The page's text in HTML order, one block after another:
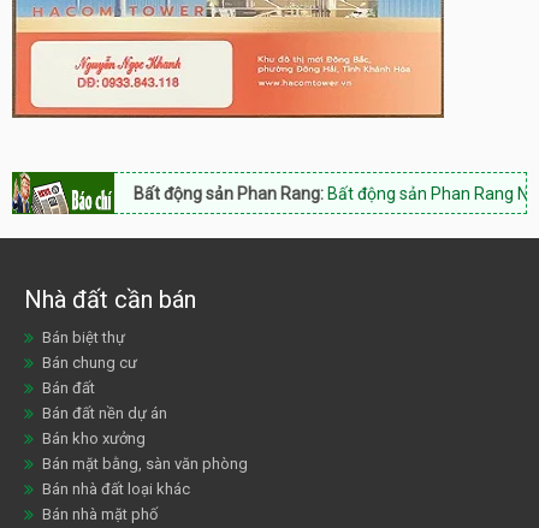
Bất động sản Phan Rang:Bất động sản Phan Rang Nam Khánh
Nhà đất cần bán
Bán biệt thự
Bán chung cư
Bán đất
Bán đất nền dự án
Bán kho xưởng
Bán mặt bằng, sàn văn phòng
Bán nhà đất loại khác
Bán nhà mặt phố